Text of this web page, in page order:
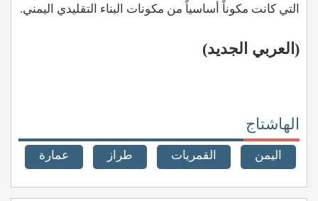
التي كانت مكوناً أساسياً من مكونات البناء التقليدي اليمني.
(العربي الجديد)
الهاشتاج
اليمن القمريات طراز عمارة